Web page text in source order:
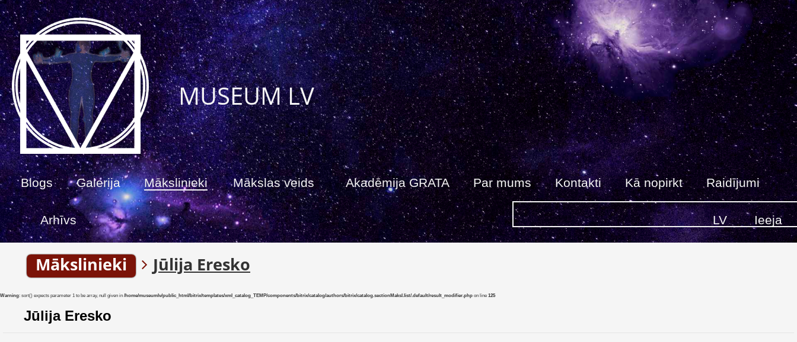
Blogs Galerija Mākslinieki Mākslas veids Akadēmija GRATA Par mums Kontakti Kā nopirkt Raidījumi
Arhīvs Ieeja
LV
MUSEUM LV
Mākslinieki Jūlija Eresko
Warning: sort() expects parameter 1 to be array, null given in /home/museumlv/public_html/bitrix/templates/xml_catalog_TEMP/components/bitrix/catalog/authors/bitrix/catalog.sectionMaksl.list/.default/result_modifier.php on line 125
Jūlija Eresko